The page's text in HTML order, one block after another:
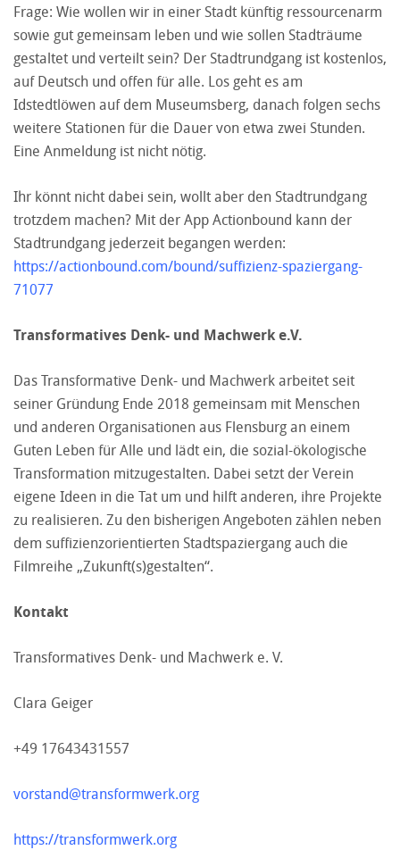
Frage: Wie wollen wir in einer Stadt künftig ressourcenarm
sowie gut gemeinsam leben und wie sollen Stadträume
gestaltet und verteilt sein? Der Stadtrundgang ist kostenlos,
auf Deutsch und offen für alle. Los geht es am
Idstedtlöwen auf dem Museumsberg, danach folgen sechs
weitere Stationen für die Dauer von etwa zwei Stunden.
Eine Anmeldung ist nicht nötig.
Ihr könnt nicht dabei sein, wollt aber den Stadtrundgang
trotzdem machen? Mit der App Actionbound kann der
Stadtrundgang jederzeit begangen werden:
https://actionbound.com/bound/suffizienz-spaziergang-
71077
Transformatives Denk- und Machwerk e.V.
Das Transformative Denk- und Machwerk arbeitet seit
seiner Gründung Ende 2018 gemeinsam mit Menschen
und anderen Organisationen aus Flensburg an einem
Guten Leben für Alle und lädt ein, die sozial-ökologische
Transformation mitzugestalten. Dabei setzt der Verein
eigene Ideen in die Tat um und hilft anderen, ihre Projekte
zu realisieren. Zu den bisherigen Angeboten zählen neben
dem suffizienzorientierten Stadtspaziergang auch die
Filmreihe „Zukunft(s)gestalten“.
Kontakt
Transformatives Denk- und Machwerk e. V.
Clara Geiger
+49 17643431557
vorstand@transformwerk.org
https://transformwerk.org